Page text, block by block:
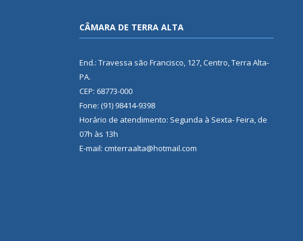
CÂMARA DE TERRA ALTA
End.: Travessa são Francisco, 127, Centro, Terra Alta-
PA.
CEP: 68773-000
Fone: (91) 98414-9398
Horário de atendimento: Segunda à Sexta- Feira, de
07h às 13h
E-mail: cmterraalta@hotmail.com